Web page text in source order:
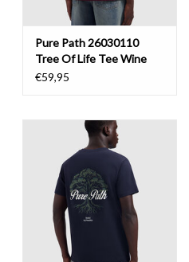
Pure Path 26030110
Tree Of Life Tee Wine
Red
€59,95